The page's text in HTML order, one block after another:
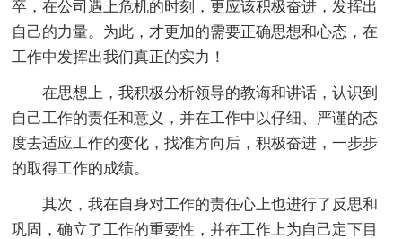
卒，在公司遇上危机的时刻，更应该积极奋进，发挥出
自己的力量。为此，才更加的需要正确思想和心态，在
工作中发挥出我们真正的实力！
在思想上，我积极分析领导的教诲和讲话，认识到
自己工作的责任和意义，并在工作中以仔细、严谨的态
度去适应工作的变化，找准方向后，积极奋进，一步步
的取得工作的成绩。
其次，我在自身对工作的责任心上也进行了反思和
巩固，确立了工作的重要性，并在工作上为自己定下目